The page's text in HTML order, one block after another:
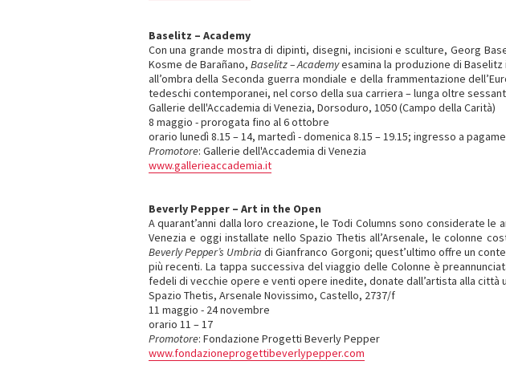
Baselitz – Academy
Con una grande mostra di dipinti, disegni, incisioni e sculture, Georg
Kosme de Barañano, Baselitz – Academyesamina la produzione di
all’ombra della Seconda guerra mondiale e della frammentazione
tedeschi contemporanei, nel corso della sua carriera – lunga oltre
Gallerie dell'Accademia di Venezia, Dorsoduro, 1050 (Campo della Carità)
8 maggio - prorogata fino al 6 ottobre
orario lunedì 8.15 – 14, martedì - domenica 8.15 – 19.15; ingresso a
Promotore: Gallerie dell'Accademia di Venezia
www.gallerieaccademia.it
Beverly Pepper – Art in the Open
A quarant’anni dalla loro creazione, le Todi Columns sono considerate
Venezia e oggi installate nello Spazio Thetis all’Arsenale, le colonne
Beverly Pepper’s Umbria di Gianfranco Gorgoni; quest’ultimo offre un
più recenti. La tappa successiva del viaggio delle Colonne è
fedeli di vecchie opere e venti opere inedite, donate dall’artista alla città
Spazio Thetis, Arsenale Novissimo, Castello, 2737/f
11 maggio - 24 novembre
orario 11 – 17
Promotore: Fondazione Progetti Beverly Pepper
www.fondazioneprogettibeverlypepper.com